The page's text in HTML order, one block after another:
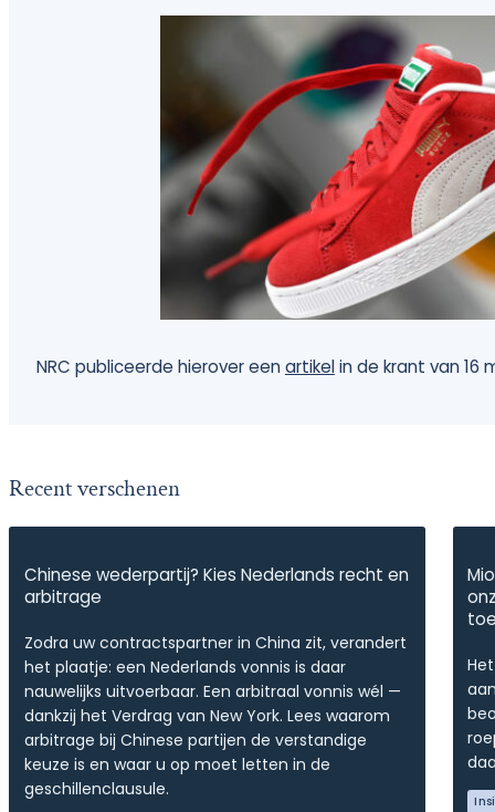
NRC publiceerde hierover een artikel in de krant van 16
Recent verschenen
Chinese wederpartij? Kies Nederlands recht en
arbitrage
Zodra uw contractspartner in China zit, verandert
het plaatje: een Nederlands vonnis is daar
nauwelijks uitvoerbaar. Een arbitraal vonnis wél —
dankzij het Verdrag van New York. Lees waarom
arbitrage bij Chinese partijen de verstandige
keuze is en waar u op moet letten in de
geschillenclausule.